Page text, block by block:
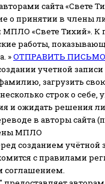
сайта «Свете
о принятии в члены
МПЛО «Свете Тихий». К
работы,
»ОТПРАВИТЬ ПИСЬМО
учетной записи
загрузить
строк о себе,
и ожидать решения
в авторы сайта
МПЛО
созданием учётной
с правилами
соглашением.